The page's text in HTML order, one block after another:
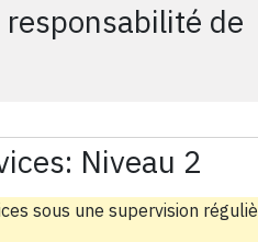
de
Niveau 2
sous une supervision